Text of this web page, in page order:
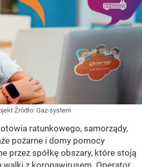
Źródło: Gaz-system
ratunkowego, samorządy,
pożarne i domy pomocy
przez spółkę obszary, które stoją
walki z koronawirusem. Operator